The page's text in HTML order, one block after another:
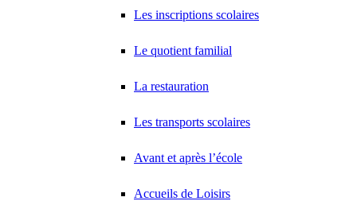
Les inscriptions scolaires
Le quotient familial
La restauration
Les transports scolaires
Avant et après l’école
Accueils de Loisirs